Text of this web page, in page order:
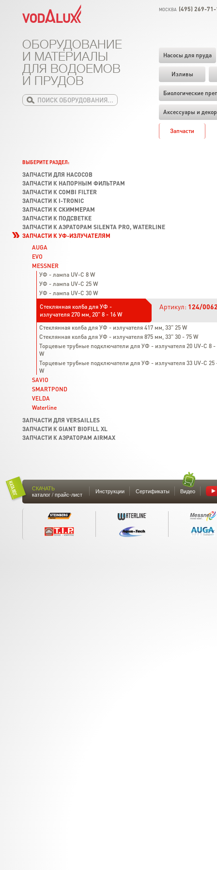
МОСКВА (495) 269-
Насосы для пруда
Изливы
Биологические
Аксессуары и декор
Запчасти
ОБОРУДОВАНИЕ
И МАТЕРИАЛЫ
ДЛЯ ВОДОЕМОВ
И ПРУДОВ
ВЫБЕРИТЕ РАЗДЕЛ:
ЗАПЧАСТИ ДЛЯ НАСОСОВ
ЗАПЧАСТИ К НАПОРНЫМ ФИЛЬТРАМ
ЗАПЧАСТИ К COMBI FILTER
ЗАПЧАСТИ К I-TRONIC
ЗАПЧАСТИ К СКИММЕРАМ
ЗАПЧАСТИ К ПОДСВЕТКЕ
ЗАПЧАСТИ К АЭРАТОРАМ SILENTA PRO, WATERLINE
ЗАПЧАСТИ К УФ-ИЗЛУЧАТЕЛЯМ
AUGA
EVO
MESSNER
УФ - лампа UV-C 8 W
УФ - лампа UV-C 25 W
УФ - лампа UV-C 30 W
Стеклянная колба для УФ -
излучателя 270 мм, 20" 8 - 16 W
Артикул: 124/
Стеклянная колба для УФ - излучателя 417 мм, 33" 25 W
Стеклянная колба для УФ - излучателя 875 мм, 33" 30 - 75 W
Торцевые трубные подключатели для УФ - излучателя 20 UV-C 8 -
W
Торцевые трубные подключатели для УФ - излучателя 33 UV-C 25
W
SAVIO
SMARTPOND
VELDA
Waterline
ЗАПЧАСТИ ДЛЯ VERSAILLES
ЗАПЧАСТИ К GIANT BIOFILL XL
ЗАПЧАСТИ К АЭРАТОРАМ AIRMAX
СКАЧАТЬ
каталог / прайс-лист
Инструкции Сертификаты Видео